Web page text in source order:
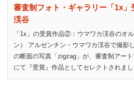
審査制フォト・ギャラリー「1x
渓谷
「1x」の受賞作品②：ウマワカ渓谷のオ
ン） アルゼンチン・ウマワカ渓谷で撮影
の断面の写真「zigzag」が、審査制アート
にて『受賞』作品としてセレクトされま